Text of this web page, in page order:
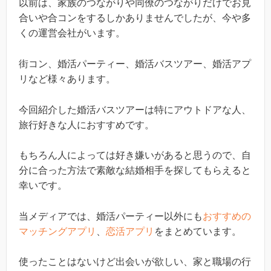
以前は、家族のつながりや同僚のつながりだけでお見
合いや合コンをするしかありませんでしたが、今や多
くの運営会社がいます。
街コン、婚活パーティー、婚活バスツアー、婚活アプ
リなど様々あります。
今回紹介した婚活バスツアーは特にアウトドアな人、
旅行好きな人におすすめです。
もちろん人によっては好き嫌いがあると思うので、自
分に合った方法で素敵な結婚相手を探してもらえると
幸いです。
当メディアでは、婚活パーティー以外にもおすすめの
マッチングアプリ
恋活アプリ をまとめています。
使ったことはないけど出会いが欲しい、家と職場の行